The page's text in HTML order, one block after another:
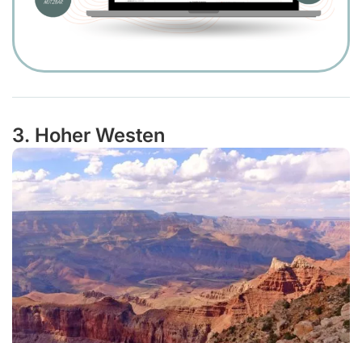
3. Hoher Westen